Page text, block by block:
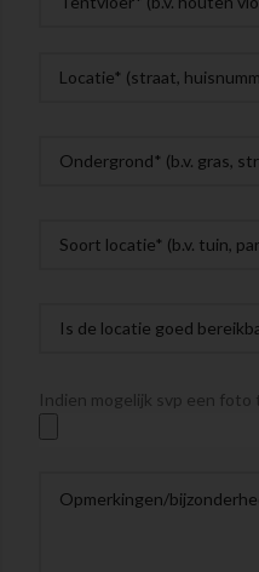
Indien mogelijk svp een